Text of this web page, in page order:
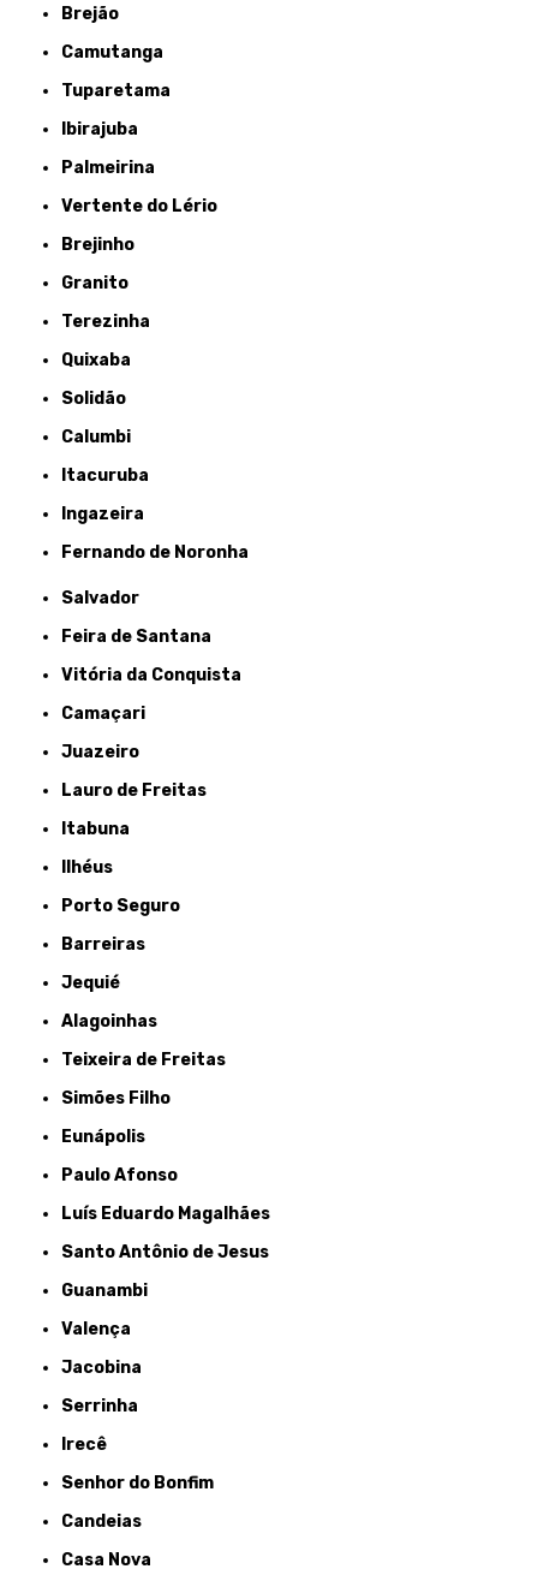
Brejão
Camutanga
Tuparetama
Ibirajuba
Palmeirina
Vertente do Lério
Brejinho
Granito
Terezinha
Quixaba
Solidão
Calumbi
Itacuruba
Ingazeira
Fernando de Noronha
Salvador
Feira de Santana
Vitória da Conquista
Camaçari
Juazeiro
Lauro de Freitas
Itabuna
Ilhéus
Porto Seguro
Barreiras
Jequié
Alagoinhas
Teixeira de Freitas
Simões Filho
Eunápolis
Paulo Afonso
Luís Eduardo Magalhães
Santo Antônio de Jesus
Guanambi
Valença
Jacobina
Serrinha
Irecê
Senhor do Bonfim
Candeias
Casa Nova